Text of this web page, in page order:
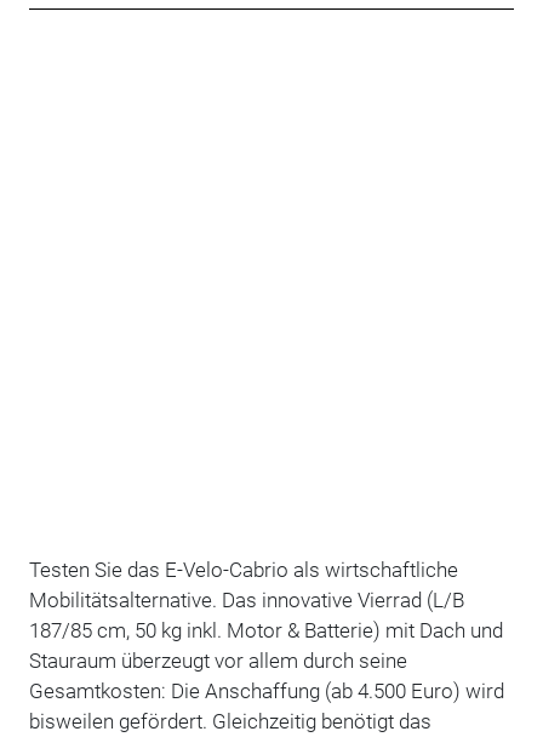
Testen Sie das E-Velo-Cabrio als wirtschaftliche
Mobilitätsalternative. Das innovative Vierrad (L/B
187/85 cm, 50 kg inkl. Motor & Batterie) mit Dach und
Stauraum überzeugt vor allem durch seine
Gesamtkosten: Die Anschaffung (ab 4.500 Euro) wird
bisweilen gefördert. Gleichzeitig benötigt das